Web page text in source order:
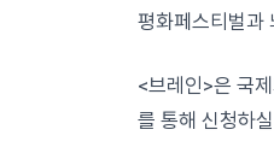
평화페스티벌과
<브레인>은 국
를 통해 신청하